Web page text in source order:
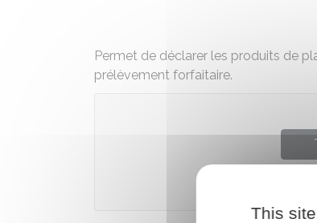
Permet de déclarer les produits de
prélèvement forfaitaire.
This